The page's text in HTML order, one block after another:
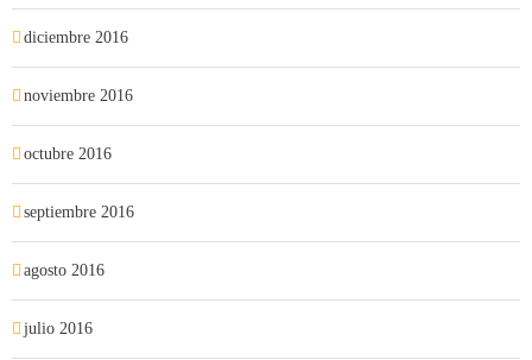
diciembre 2016
noviembre 2016
octubre 2016
septiembre 2016
agosto 2016
julio 2016